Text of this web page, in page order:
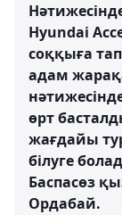
Hyundai
соққыға
адам
өрт
жағдайы
білуге
Баспасөз
Ордабай.